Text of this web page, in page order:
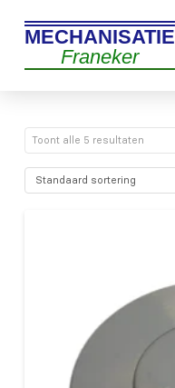
MECHANISATIE
Franeker
Toont alle 5 resultaten